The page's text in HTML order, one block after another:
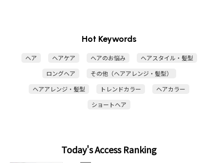
Hot Keywords
ヘア ヘアケア ヘアのお悩み
ヘアスタイル・髪型
ロングヘア
その他（ヘアアレンジ・髪型）
ヘアアレンジ・髪型
トレンドカラー
ヘアカラー
ショートヘア
Today's Access Ranking